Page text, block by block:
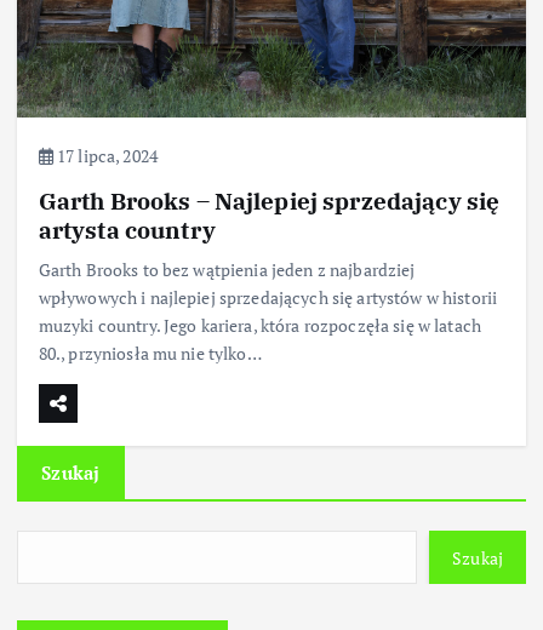
17 lipca, 2024
Garth Brooks – Najlepiej sprzedający się
artysta country
Garth Brooks to bez wątpienia jeden z najbardziej
wpływowych i najlepiej sprzedających się artystów w historii
muzyki country. Jego kariera, która rozpoczęła się w latach
80., przyniosła mu nie tylko…
Szukaj
Szukaj